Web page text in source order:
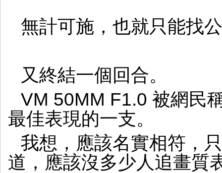
無計可施，也就只能找
又終結一個回合。
VM 50MM F1.0 被網民
最佳表現的一支。
我想，應該名實相符，
道，應該沒多少人追畫質